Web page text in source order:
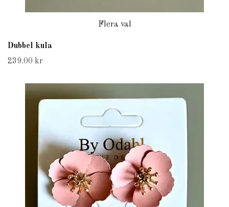
Flera val
Dubbel kula
239.00 kr